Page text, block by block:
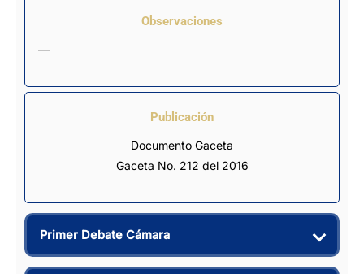
Observaciones
—
Publicación
Documento Gaceta
Gaceta No. 212 del 2016
Primer Debate Cámara